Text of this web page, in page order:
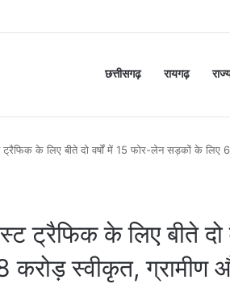
छत्तीसगढ़ रायगढ़
के लिए बीते दो वर्षों में 15 फोर-लेन सड़कों के लिए
ट्रैफिक के लिए बीते दो
स्वीकृत, ग्रामीण और